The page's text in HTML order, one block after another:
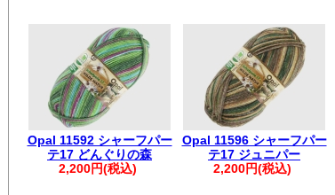
Opal 11592 シャーフパー
テ17 どんぐりの森
2,200円(税込)
Opal 11596 シャーフパー
テ17 ジュニパー
2,200円(税込)